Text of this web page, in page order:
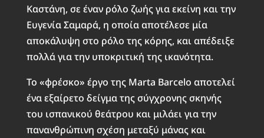
Καστάνη, σε έναν ρόλο ζωής για εκείνη και την
Ευγενία Σαμαρά, η οποία αποτέλεσε μία
αποκάλυψη στο ρόλο της κόρης, και απέδειξε
πολλά για την υποκριτική της ικανότητα.
Το «φρέσκο» έργο της Marta Barcelo αποτελεί
ένα εξαίρετο δείγμα της σύγχρονης σκηνής
του ισπανικού θεάτρου και μιλάει για την
πανανθρώπινη σχέση μεταξύ μάνας και